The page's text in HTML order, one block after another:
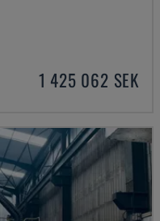
1 425 062 SEK